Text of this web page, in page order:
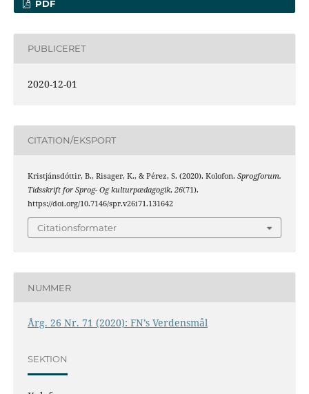
PDF
PUBLICERET
2020-12-01
CITATION/EKSPORT
Kristjánsdóttir, B., Risager, K., & Pérez, S. (2020). Kolofon. Sprogforum.
Tidsskrift for Sprog- Og kulturpædagogik, 26(71).
https://doi.org/10.7146/spr.v26i71.131642
Citationsformater
NUMMER
Årg. 26 Nr. 71 (2020): FN’s Verdensmål
SEKTION